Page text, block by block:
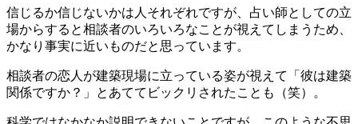
信じるか信じないかは人それぞれですが、占い師としての立
場からすると相談者のいろいろなことが視えてしまうため、
かなり事実に近いものだと思っています。
相談者の恋人が建築現場に立っている姿が視えて「彼は建築
関係ですか？」とあててビックリされたことも（笑）。